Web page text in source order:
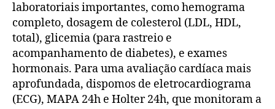
laboratoriais importantes, como hemograma
completo, dosagem de colesterol (LDL, HDL,
total), glicemia (para rastreio e
acompanhamento de diabetes), e exames
hormonais. Para uma avaliação cardíaca mais
aprofundada, dispomos de eletrocardiograma
(ECG), MAPA 24h e Holter 24h, que monitoram a